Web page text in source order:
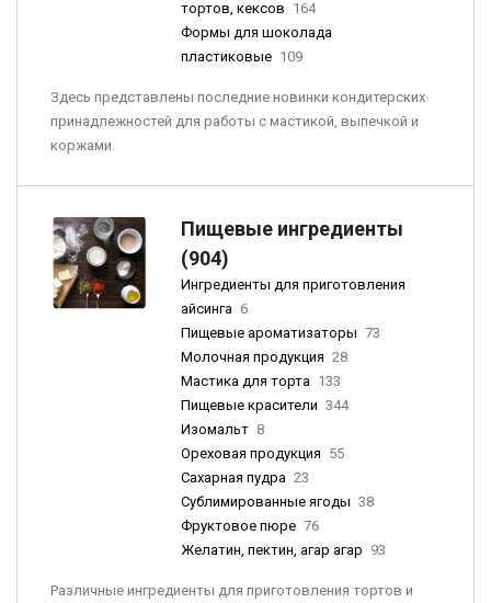
тортов, кексов 164
Формы для шоколада
пластиковые 109
Здесь представлены последние новинки кондитерских
принадлежностей для работы с мастикой, выпечкой и
коржами.
Пищевые ингредиенты
(904)
Ингредиенты для приготовления
айсинга 6
Пищевые ароматизаторы 73
Молочная продукция 28
Мастика для торта 133
Пищевые красители 344
Изомальт 8
Ореховая продукция 55
Сахарная пудра 23
Сублимированные ягоды 38
Фруктовое пюре 76
Желатин, пектин, агар агар 93
Различные ингредиенты для приготовления тортов и